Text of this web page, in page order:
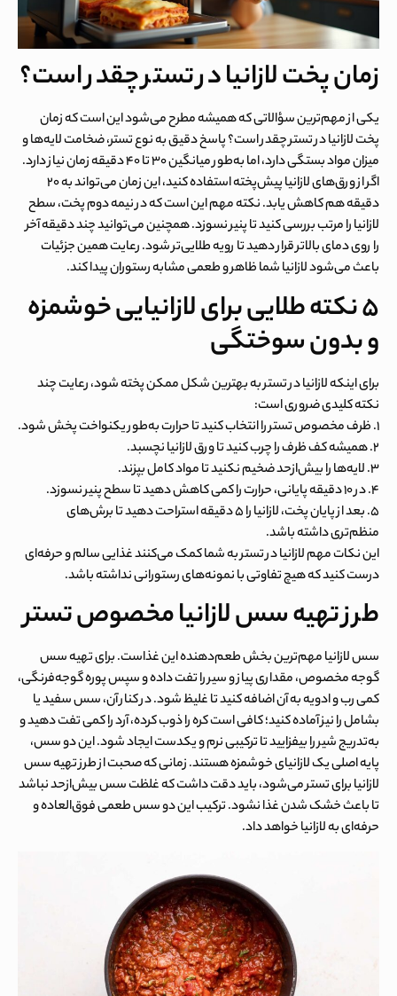
زمان پخت لازانیا در تستر چقدر است؟
یکی از مهم‌ترین سؤالاتی که همیشه مطرح می‌شود این است که زمان
پخت لازانیا در تستر چقدر است؟ پاسخ دقیق به نوع تستر، ضخامت لایه‌ها و
میزان مواد بستگی دارد، اما به‌طور میانگین ۳۰ تا ۴۰ دقیقه زمان نیاز دارد.
اگر از ورق‌های لازانیا پیش‌پخته استفاده کنید، این زمان می‌تواند به ۲۰
دقیقه هم کاهش یابد. نکته مهم این است که در نیمه دوم پخت، سطح
لازانیا را مرتب بررسی کنید تا پنیر نسوزد. همچنین می‌توانید چند دقیقه آخر
را روی دمای بالاتر قرار دهید تا رویه طلایی‌تر شود. رعایت همین جزئیات
باعث می‌شود لازانیا شما ظاهر و طعمی مشابه رستوران پیدا کند.
۵ نکته طلایی برای لازانیایی خوشمزه
و بدون سوختگی
برای اینکه لازانیا در تستر به بهترین شکل ممکن پخته شود، رعایت چند
نکته کلیدی ضروری است:
۱. ظرف مخصوص تستر را انتخاب کنید تا حرارت به‌طور یکنواخت پخش شود.
۲. همیشه کف ظرف را چرب کنید تا ورق لازانیا نچسبد.
۳. لایه‌ها را بیش‌ازحد ضخیم نکنید تا مواد کامل بپزند.
۴. در ۱۰ دقیقه پایانی، حرارت را کمی کاهش دهید تا سطح پنیر نسوزد.
۵. بعد از پایان پخت، لازانیا را ۵ دقیقه استراحت دهید تا برش‌های
منظم‌تری داشته باشد.
این نکات مهم لازانیا در تستر به شما کمک می‌کنند غذایی سالم و حرفه‌ای
درست کنید که هیچ تفاوتی با نمونه‌های رستورانی نداشته باشد.
طرز تهیه سس لازانیا مخصوص تستر
سس لازانیا مهم‌ترین بخش طعم‌دهنده این غذاست. برای تهیه سس
گوجه مخصوص، مقداری پیاز و سیر را تفت داده و سپس پوره گوجه‌فرنگی،
کمی رب و ادویه به آن اضافه کنید تا غلیظ شود. در کنار آن، سس سفید یا
بشامل را نیز آماده کنید؛ کافی است کره را ذوب کرده، آرد را کمی تفت دهید و
به‌تدریج شیر را بیفزایید تا ترکیبی نرم و یکدست ایجاد شود. این دو سس،
پایه اصلی یک لازانیای خوشمزه هستند. زمانی که صحبت از طرز تهیه سس
لازانیا برای تستر می‌شود، باید دقت داشت که غلظت سس بیش‌ازحد نباشد
تا باعث خشک شدن غذا نشود. ترکیب این دو سس طعمی فوق‌العاده و
حرفه‌ای به لازانیا خواهد داد.